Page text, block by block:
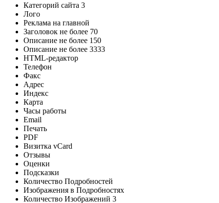
Категорий сайта 3
Лого
Реклама на главной
Заголовок не более 70
Описание не более 150
Описание не более 3333
HTML-редактор
Телефон
Факс
Адрес
Индекс
Карта
Часы работы
Email
Печать
PDF
Визитка vCard
Отзывы
Оценки
Подсказки
Количество Подробностей
Изображения в Подробностях
Количество Изображений 3